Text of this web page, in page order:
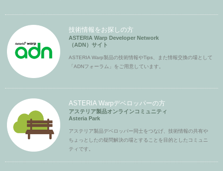
技術情報をお探しの方
ASTERIA Warp Developer Network
（ADN）サイト
ASTERIA Warp製品の技術情報やTips、また情報交換の場として
「ADNフォーラム」をご用意しています。
ASTERIA Warpデベロッパーの方
アステリア製品オンラインコミュニティ
Asteria Park
アステリア製品デベロッパー同士をつなげ、技術情報の共有や
ちょっとしたの疑問解決の場とすることを目的としたコミュニ
ティです。